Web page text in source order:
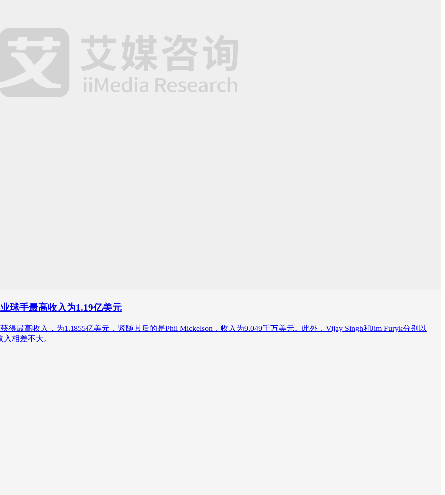
球手最高收入为1.19亿美元
得最高收入，为1.1855亿美元，紧随其后的是Phil Mickelson，收入为9.049千万美元。此外，Vijay Singh和Jim Furyk分别以
相差不大。